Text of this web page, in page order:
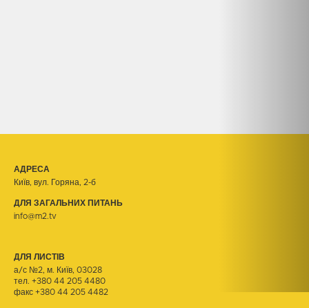
АДРЕСА
Київ, вул. Горяна, 2-б
ДЛЯ ЗАГАЛЬНИХ ПИТАНЬ
info@m2.tv
ДЛЯ ЛИСТІВ
а/с №2, м. Київ, 03028
тел. +380 44 205 4480
факс +380 44 205 4482